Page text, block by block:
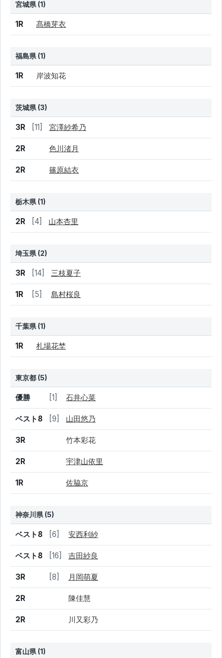
宮城県 (1)
結果 シード 選手名
1R 髙橋芽衣
福島県 (1)
結果 シード 選手名
1R 岸波知花
茨城県 (3)
結果 シード 選手名
3R [11] 宮澤紗希乃
2R 色川渚月
2R 篠原結衣
栃木県 (1)
結果 シード 選手名
2R [4] 山本杏里
埼玉県 (2)
結果 シード 選手名
3R [14] 三枝夏子
1R [5] 島村桜良
千葉県 (1)
結果 シード 選手名
1R 札場花埜
東京都 (5)
結果 シード 選手名
優勝 [1] 石井心菜
ベスト8 [9] 山田悠乃
3R 竹本彩花
2R 宇津山依里
1R 佐脇京
神奈川県 (5)
結果 シード 選手名
ベスト8 [6] 安西利紗
ベスト8 [16] 吉田紗良
3R [8] 月岡萌夏
2R 陳佳慧
2R 川又彩乃
富山県 (1)